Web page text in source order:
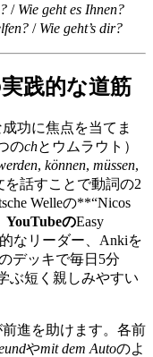
/ Wie geht es Ihnen?
/ Wie geht’s dir?
践的な道筋
功に焦点を当てま
のchとウムラウト）
, können, müssen,
話すことで動詞の2
Welleの**“Nicos
YouTubeのEasy
なリーダー、Ankiを
デッキで毎日5分
ぶ短く親しみやすい
前進を助けます。各前
やmit dem Autoのよ